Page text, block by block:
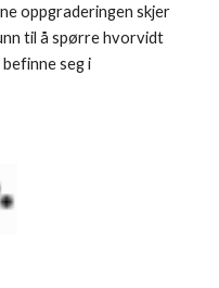
oppgraderingen skjer
til å spørre hvorvidt
seg i